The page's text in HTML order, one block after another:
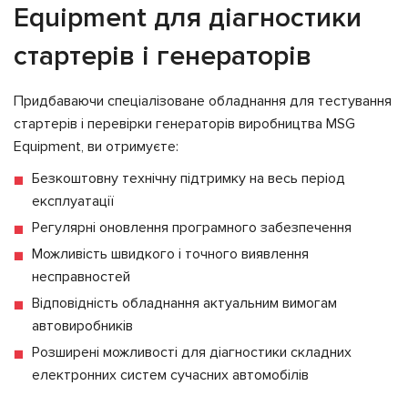
Equipment для діагностики
стартерів і генераторів
Придбаваючи спеціалізоване обладнання для тестування
стартерів і перевірки генераторів виробництва MSG
Equipment, ви отримуєте:
Безкоштовну технічну підтримку на весь період
експлуатації
Регулярні оновлення програмного забезпечення
Можливість швидкого і точного виявлення
несправностей
Відповідність обладнання актуальним вимогам
автовиробників
Розширені можливості для діагностики складних
електронних систем сучасних автомобілів